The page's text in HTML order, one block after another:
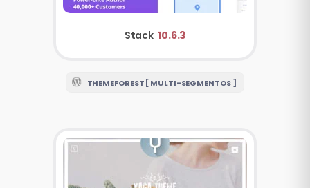
Stack 10.6.3
THEMEFOREST [ MULTI-SEGMENTOS ]